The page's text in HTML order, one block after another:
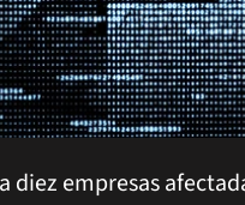
diez empresas